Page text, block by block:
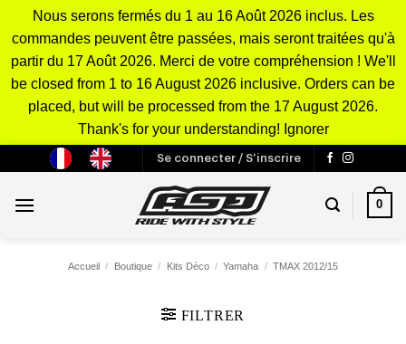
Nous serons fermés du 1 au 16 Août 2026 inclus. Les
commandes peuvent être passées, mais seront traitées qu'à
partir du 17 Août 2026. Merci de votre compréhension ! We'll
be closed from 1 to 16 August 2026 inclusive. Orders can be
placed, but will be processed from the 17 August 2026.
Thank's for your understanding! Ignorer
contenu
Se connecter / S’inscrire
0
Accueil / Boutique / Kits Déco / Yamaha / TMAX 2012/15
FILTRER